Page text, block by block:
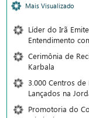
Mais Visualizado
Líder do Irã
Entendimento
Cerimônia de
Karbala
3.000 Centros
Lançados na
Promotoria do